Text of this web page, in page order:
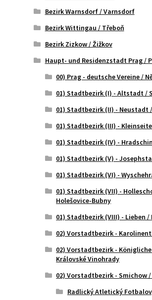
Bezirk Warnsdorf / Varnsdorf
Bezirk Wittingau / Třeboň
Bezirk Zizkow / Žižkov
Haupt- und Residenzstadt Prag /
00) Prag - deutsche Vereine /
01) Stadtbezirk (I) - Altstadt /
01) Stadtbezirk (II) - Neustadt
01) Stadtbezirk (III) -
01) Stadtbezirk (IV) -
01) Stadtbezirk (V) -
01) Stadtbezirk (VI) -
01) Stadtbezirk (VII) -
Holešovice-Bubny
01) Stadtbezirk (VIII) - Lieben /
02) Vorstadtbezirk -
02) Vorstadtbezirk -
Královské Vinohrady
02) Vorstadtbezirk - Smichow
Radlický Atletický